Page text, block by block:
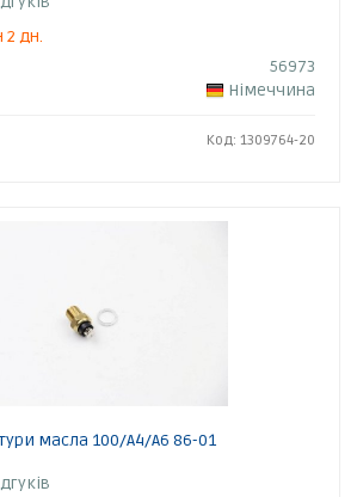
2 дн.
56973
Німеччина
Код: 1309764-20
масла 100/А4/А6 86-01